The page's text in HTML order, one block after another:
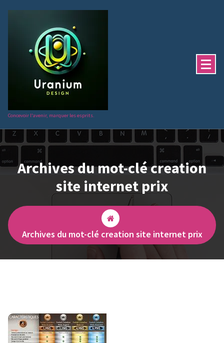
Concevoir l'avenir, marquer les esprits.
Archives du mot-clé creation
site internet prix
Archives du mot-clé creation site internet prix